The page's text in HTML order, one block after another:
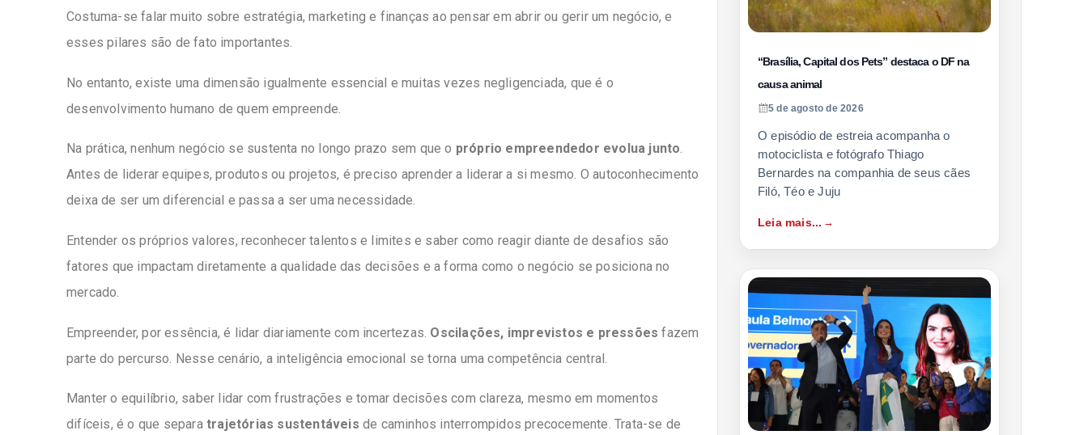
Costuma-se falar muito sobre estratégia, marketing e finanças ao pensar em abrir ou gerir um negócio, e
esses pilares são de fato importantes.
No entanto, existe uma dimensão igualmente essencial e muitas vezes negligenciada, que é o
desenvolvimento humano de quem empreende.
Na prática, nenhum negócio se sustenta no longo prazo sem que o próprio empreendedor evolua junto.
Antes de liderar equipes, produtos ou projetos, é preciso aprender a liderar a si mesmo. O autoconhecimento
deixa de ser um diferencial e passa a ser uma necessidade.
Entender os próprios valores, reconhecer talentos e limites e saber como reagir diante de desafios são
fatores que impactam diretamente a qualidade das decisões e a forma como o negócio se posiciona no
mercado.
Empreender, por essência, é lidar diariamente com incertezas. Oscilações, imprevistos e pressões fazem
parte do percurso. Nesse cenário, a inteligência emocional se torna uma competência central.
Manter o equilíbrio, saber lidar com frustrações e tomar decisões com clareza, mesmo em momentos
difíceis, é o que separatrajetórias sustentáveis de caminhos interrompidos precocemente. Trata-se de
“Brasília, Capital dos Pets” destaca o DF na
causa animal
5 de agosto de 2026
O episódio de estreia acompanha o
motociclista e fotógrafo Thiago
Bernardes na companhia de seus cães
Filó, Téo e Juju
Leia mais...